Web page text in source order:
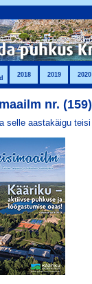
2018 2019 2020
nr.
selle aastakäigu